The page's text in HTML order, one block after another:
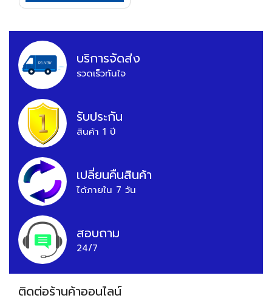
บริการจัดส่ง
รวดเร็วทันใจ
รับประกัน
สินค้า 1 ปี
เปลี่ยนคืนสินค้า
ได้ภายใน 7 วัน
สอบถาม
24/7
ติดต่อร้านค้าออนไลน์